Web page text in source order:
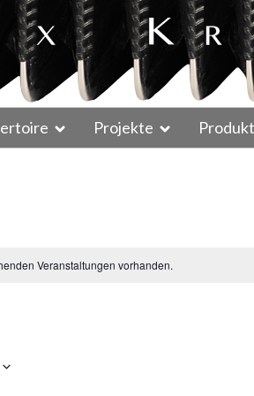
Projekte
Veranstaltungen vorhanden.